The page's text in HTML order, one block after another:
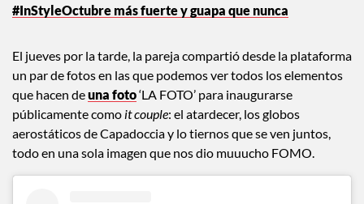
Renata Notni llega a la portada de
El jueves por la tarde, la pareja compartió desde la plataforma
un par de fotos en las que podemos ver todos los elementos
que hacen deuna foto‘LA FOTO’ para inaugurarse
públicamente comoit couple: el atardecer, los globos
aerostáticos de Capadoccia y lo tiernos que se ven juntos,